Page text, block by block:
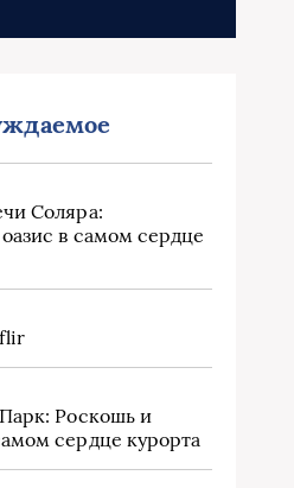
Соляра:
в самом сердце
Роскошь и
сердце курорта